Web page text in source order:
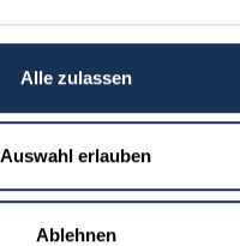
Alle zulassen
Auswahl erlauben
Ablehnen